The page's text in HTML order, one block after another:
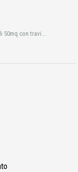
50mq con travi...